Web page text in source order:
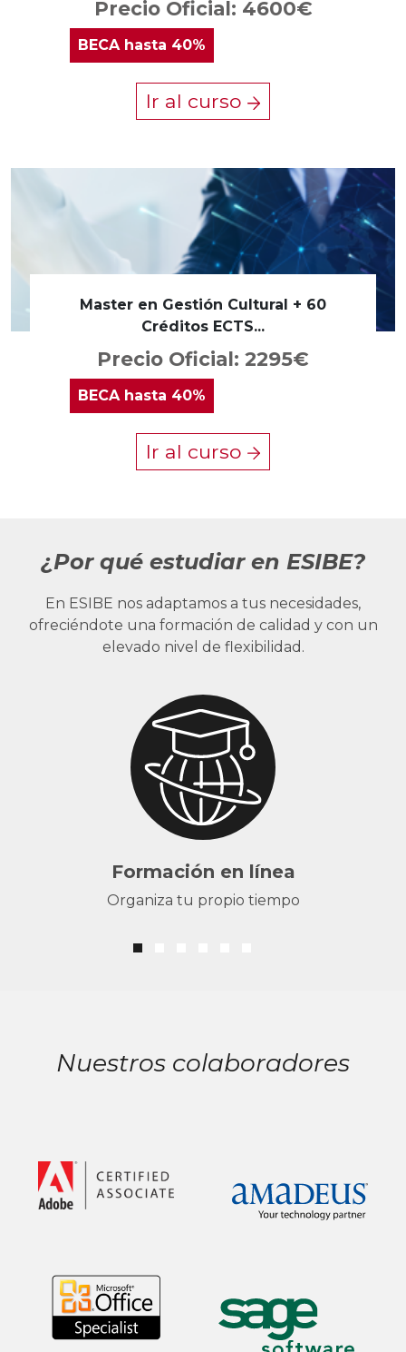
Precio Oficial: 4600€
BECAhasta 40%
Ir al curso
Master en Gestión Cultural + 60
Créditos ECTS...
Precio Oficial: 2295€
BECA hasta 40%
Ir al curso
¿Por qué estudiar en ESIBE?
En ESIBE nos adaptamos a tus necesidades,
ofreciéndote una formación de calidad y con un
elevado nivel de flexibilidad.
Formación en línea
Organiza tu propio tiempo
Nuestros colaboradores